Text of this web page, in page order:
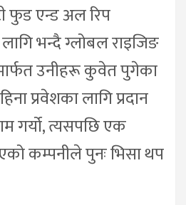
फुड एन्ड अल रिप
भन्दै ग्लोबल राइजिङ
उनीहरू कुवेत पुगेका
प्रवेशका लागि प्रदान
गर्यो, त्यसपछि एक
कम्पनीले पुनः भिसा थप